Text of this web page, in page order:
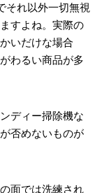
それ以外一切無視
すよね。実際の
いだけな場合
わるい商品が多
ディー掃除機な
否めないものが
面では洗練され